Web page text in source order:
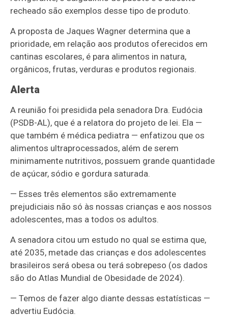
recheado são exemplos desse tipo de produto.
A proposta de Jaques Wagner determina que a
prioridade, em relação aos produtos oferecidos em
cantinas escolares, é para alimentos in natura,
orgânicos, frutas, verduras e produtos regionais.
Alerta
A reunião foi presidida pela senadora Dra. Eudócia
(PSDB-AL), que é a relatora do projeto de lei. Ela —
que também é médica pediatra — enfatizou que os
alimentos ultraprocessados, além de serem
minimamente nutritivos, possuem grande quantidade
de açúcar, sódio e gordura saturada.
— Esses três elementos são extremamente
prejudiciais não só às nossas crianças e aos nossos
adolescentes, mas a todos os adultos.
A senadora citou um estudo no qual se estima que,
até 2035, metade das crianças e dos adolescentes
brasileiros será obesa ou terá sobrepeso (os dados
são do Atlas Mundial de Obesidade de 2024).
— Temos de fazer algo diante dessas estatísticas —
advertiu Eudócia.